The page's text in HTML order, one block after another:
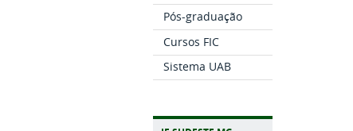
Pós-graduação
Cursos FIC
Sistema UAB